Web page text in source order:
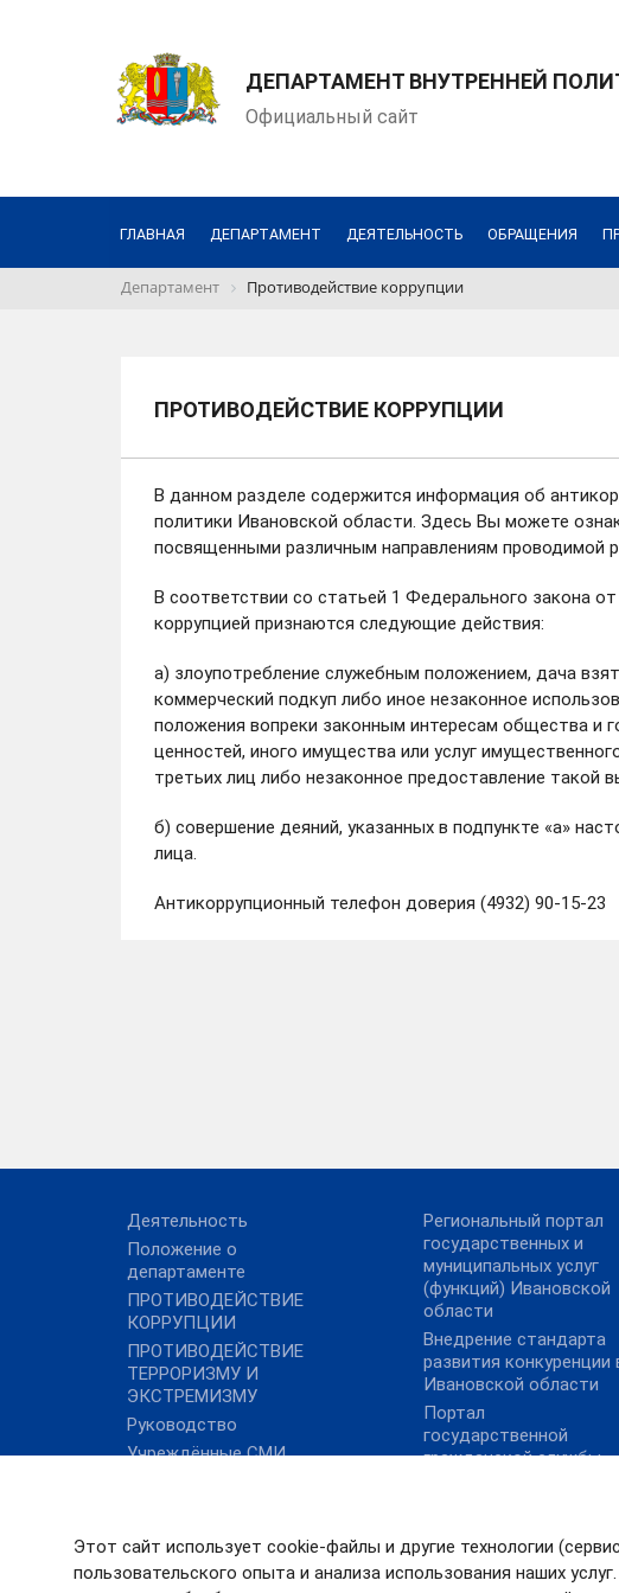
ДЕПАРТАМЕНТ ВНУТРЕННЕЙ
Официальный сайт
ГЛАВНАЯ ДЕПАРТАМЕНТ ДЕЯТЕЛЬНОСТЬ ОБРАЩЕНИЯ
Этот сайт использует cookie-файлы и другие технологии
пользовательского опыта и анализа использования наших
Департамент Противодействие коррупции
ПРОТИВОДЕЙСТВИЕ КОРРУПЦИИ
В данном разделе содержится информация об
политики Ивановской области. Здесь Вы можете
посвященными различным направлениям проводимой
В соответствии со статьей 1 Федерального закона
коррупцией признаются следующие действия:
а) злоупотребление служебным положением, дача
коммерческий подкуп либо иное незаконное
положения вопреки законным интересам общества и
ценностей, иного имущества или услуг
третьих лиц либо незаконное предоставление такой
б) совершение деяний, указанных в подпункте «а»
лица.
Антикоррупционный телефон доверия (4932) 90-15-23
Деятельность
Положение о
департаменте
ПРОТИВОДЕЙСТВИЕ
КОРРУПЦИИ
ПРОТИВОДЕЙСТВИЕ
ТЕРРОРИЗМУ И
ЭКСТРЕМИЗМУ
Руководство
Учреждённые СМИ
Региональный портал
государственных и
муниципальных услуг
(функций) Ивановской
области
Внедрение стандарта
развития конкуренции
Ивановской области
Портал
государственной
гражданской службы